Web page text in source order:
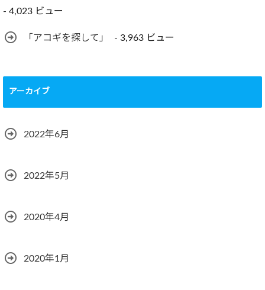
- 4,023 ビュー
「アコギを探して」 - 3,963 ビュー
アーカイブ
2022年6月
2022年5月
2020年4月
2020年1月